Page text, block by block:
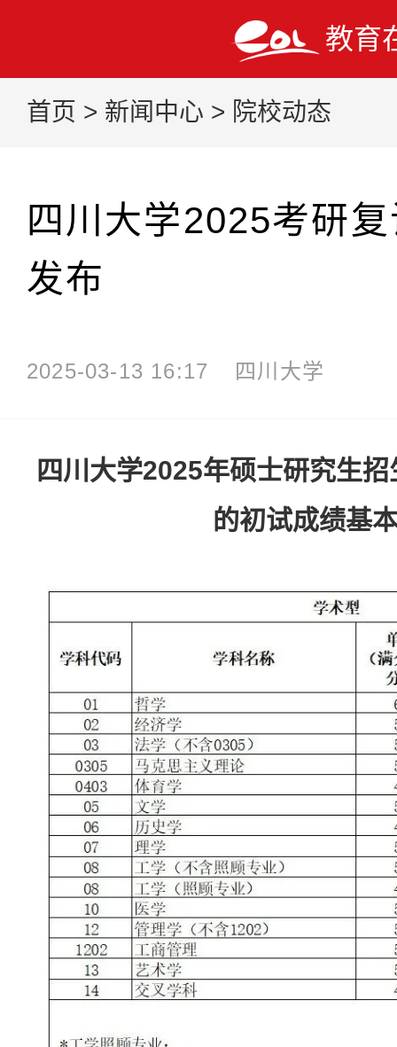
教育
首页 > 新闻中心 > 院校动态
四川大学2025考研
发布
2025-03-13 16:17 四川大学
四川大学2025年硕士研究生
的初试成绩基